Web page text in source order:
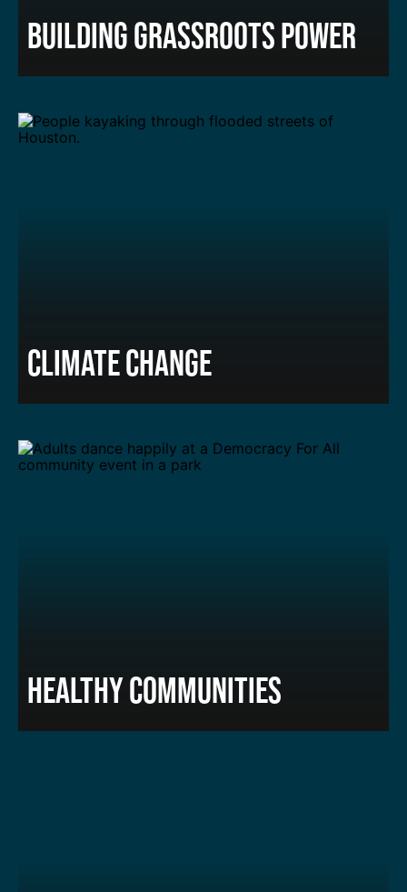
BUILDING GRASSROOTS POWER
CLIMATE CHANGE
HEALTHY COMMUNITIES